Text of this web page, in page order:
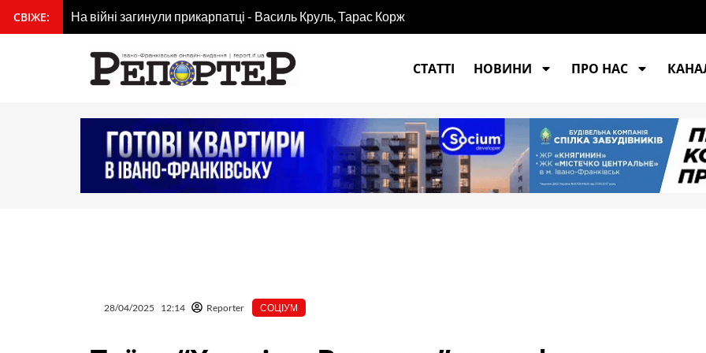
вмісту
СВІЖЕ: На війні загинули прикарпатці - Василь Круль, Тарас Корж
СТАТТІ
НОВИНИ ПРО НАС
28/04/2025 12:14 Reporter СОЦІУМ